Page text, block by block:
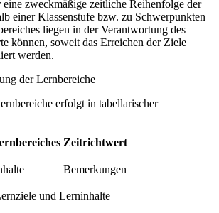
eine zweckmäßige zeitliche Reihenfolge der
einer Klassenstufe bzw. zu Schwerpunkten
liegen in der Verantwortung des
können, soweit das Erreichen der Ziele
werden.
der Lernbereiche
erfolgt in tabellarischer
Zeitrichtwert
Bemerkungen
und Lerninhalte